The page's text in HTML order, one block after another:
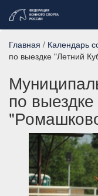
Главная / Календарь
по выездке "Летний
по